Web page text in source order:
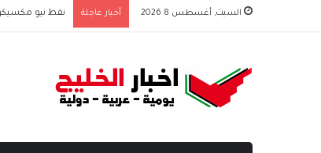
السبت, أغسطس 8 2026 أخبار عاجلة نفط نيو مكسيكو يؤسس صندوق